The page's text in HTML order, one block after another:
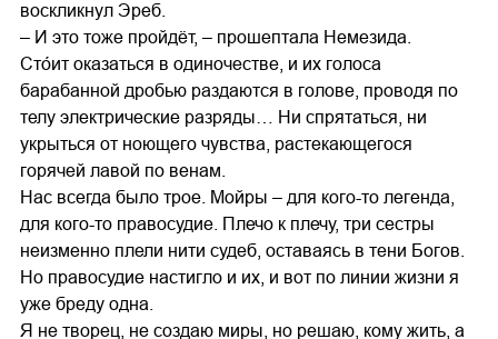
воскликнул Эреб.
– И это тоже пройдёт, – прошептала Немезида.
Сто́ит оказаться в одиночестве, и их голоса
барабанной дробью раздаются в голове, проводя по
телу электрические разряды… Ни спрятаться, ни
укрыться от ноющего чувства, растекающегося
горячей лавой по венам.
Нас всегда было трое. Мойры – для кого-то легенда,
для кого-то правосудие. Плечо к плечу, три сестры
неизменно плели нити судеб, оставаясь в тени Богов.
Но правосудие настигло и их, и вот по линии жизни я
уже бреду одна.
Я не творец, не создаю миры, но решаю, кому жить, а